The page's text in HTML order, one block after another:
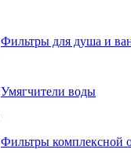
Фильтры для душа и
Умягчители воды
Фильтры комплексной